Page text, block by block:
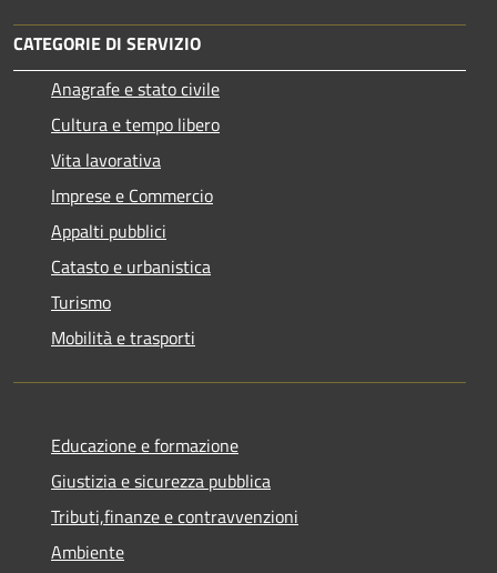
CATEGORIE DI SERVIZIO
Anagrafe e stato civile
Cultura e tempo libero
Vita lavorativa
Imprese e Commercio
Appalti pubblici
Catasto e urbanistica
Turismo
Mobilità e trasporti
Educazione e formazione
Giustizia e sicurezza pubblica
Tributi,finanze e contravvenzioni
Ambiente